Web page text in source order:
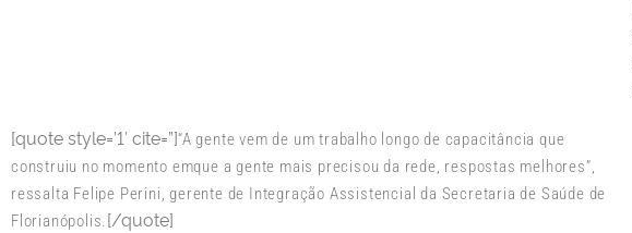
[quote style=’1′ cite=”]“A gente vem de um trabalho longo de capacitância que
construiu no momento emque a gente mais precisou da rede, respostas melhores”,
ressalta Felipe Perini, gerente de Integração Assistencial da Secretaria de Saúde de
Florianópolis.[/quote]